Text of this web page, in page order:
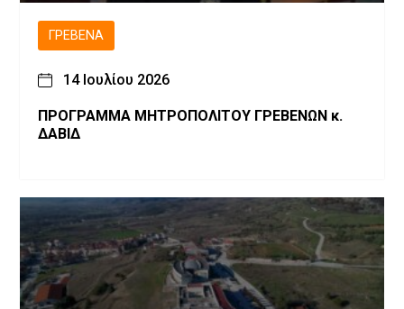
ΓΡΕΒΕΝΆ
14 Ιουλίου 2026
ΠΡΟΓΡΑΜΜΑ ΜΗΤΡΟΠΟΛΙΤΟΥ ΓΡΕΒΕΝΩΝ κ.
ΔΑΒΙΔ